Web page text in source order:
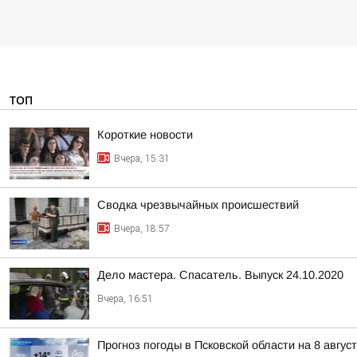
ТОП
Короткие новости
Вчера, 15:31
Сводка чрезвычайных происшествий
Вчера, 18:57
Дело мастера. Спасатель. Выпуск 24.10.2020
Вчера, 16:51
Прогноз погоды в Псковской области на 8